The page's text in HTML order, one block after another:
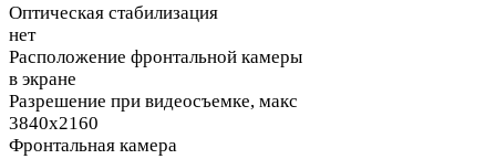
Оптическая стабилизация
нет
Расположение фронтальной камеры
в экране
Разрешение при видеосъемке, макс
3840x2160
Фронтальная камера